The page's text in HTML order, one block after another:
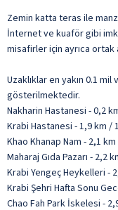
Zemin katta teras ile
İnternet ve kuaför gibi
misafirler için ayrıca
Uzaklıklar en yakın 0.1
gösterilmektedir.
Nakharin Hastanesi - 0,2
Krabi Hastanesi - 1,9 km /
Khao Khanap Nam - 2,1
Maharaj Gıda Pazarı - 2,2
Krabi Yengeç Heykelleri -
Krabi Şehri Hafta Sonu
Chao Fah Park İskelesi -